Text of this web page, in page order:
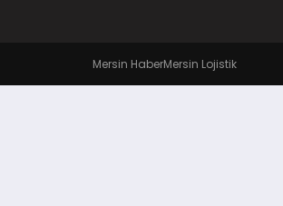
Mersin HaberMersin Lojistik